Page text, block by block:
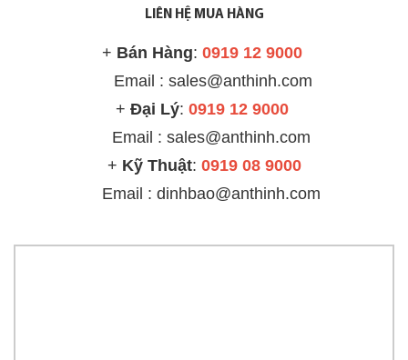
LIÊN HỆ MUA HÀNG
+ Bán Hàng: 0919 12 9000
Email : sales@anthinh.com
+ Đại Lý: 0919 12 9000
Email : sales@anthinh.com
+ Kỹ Thuật: 0919 08 9000
Email : dinhbao@anthinh.com